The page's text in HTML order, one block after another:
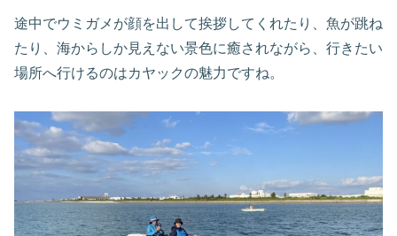
途中でウミガメが顔を出して挨拶してくれたり、魚が跳ね
たり、海からしか見えない景色に癒されながら、行きたい
場所へ行けるのはカヤックの魅力ですね。